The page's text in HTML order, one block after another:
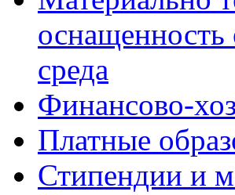
оснащенность
среда
Финансово-
Платные
Стипендии и